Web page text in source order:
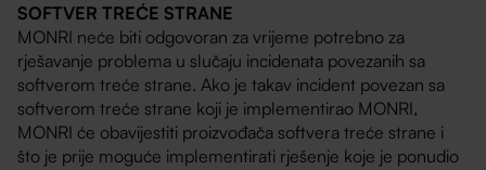
SOFTVER TREĆE STRANE
MONRI neće biti odgovoran za vrijeme potrebno za
rješavanje problema u slučaju incidenata povezanih sa
softverom treće strane. Ako je takav incident povezan sa
softverom treće strane koji je implementirao MONRI,
MONRI će obavijestiti proizvođača softvera treće strane i
što je prije moguće implementirati rješenje koje je ponudio